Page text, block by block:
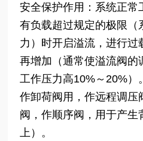
安全保护作用：系统正常
有负载超过规定的极限（
力）时开启溢流，进行过
再增加（通常使溢流阀的
工作压力高10%～20%）
作卸荷阀用，作远程调压
阀，作顺序阀，用于产生
上）。